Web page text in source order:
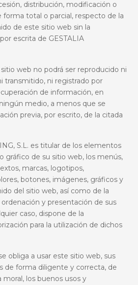
distribución, modificación o
forma total o parcial, respecto de la
de este sitio web sin la
escrita de GESTALIA
web no podrá ser reproducido ni
transmitido, ni registrado por
de información, en
medio, a menos que se
previa, por escrito, de la citada
S.L. es titular de los elementos
gráfico de su sitio web, los menús,
marcas, logotipos,
botones, imágenes, gráficos y
del sitio web, así como de la
y presentación de sus
caso, dispone de la
para la utilización de dichos
obliga a usar este sitio web, sus
de forma diligente y correcta, de
moral, los buenos usos y